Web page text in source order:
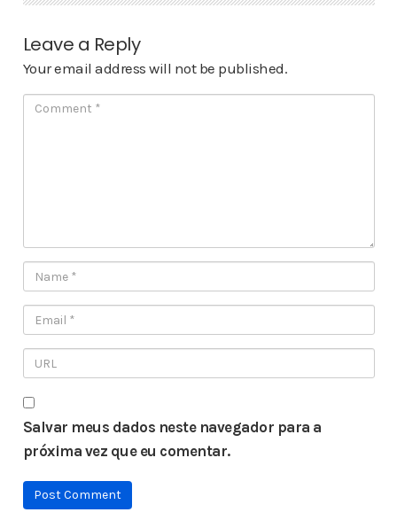
Leave a Reply
Your email address will not be published.
Salvar meus dados neste navegador para a
próxima vez que eu comentar.